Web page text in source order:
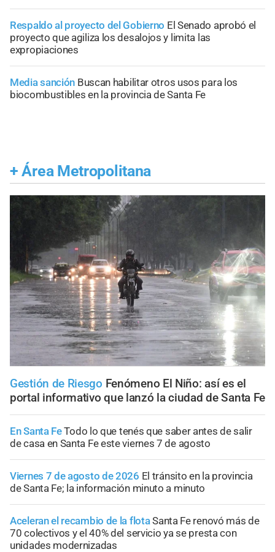
Respaldo al proyecto del Gobierno El Senado aprobó el
proyecto que agiliza los desalojos y limita las
expropiaciones
Media sanción Buscan habilitar otros usos para los
biocombustibles en la provincia de Santa Fe
+ Área Metropolitana
Gestión de Riesgo Fenómeno El Niño: así es el
portal informativo que lanzó la ciudad de Santa Fe
En Santa FeTodo lo que tenés que saber antes de salir
de casa en Santa Fe este viernes 7 de agosto
Viernes 7 de agosto de 2026 El tránsito en la provincia
de Santa Fe; la información minuto a minuto
Aceleran el recambio de la flotaSanta Fe renovó más de
70 colectivos y el 40% del servicio ya se presta con
unidades modernizadas